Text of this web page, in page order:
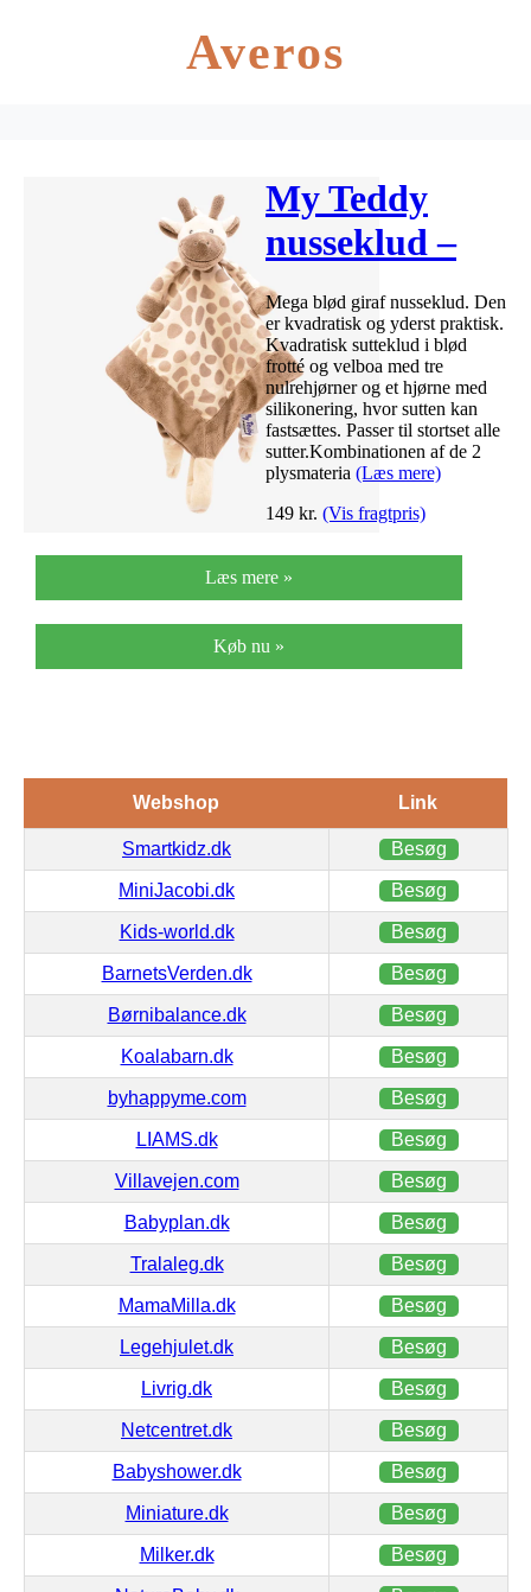
Averos
My Teddy
nusseklud –
Giraf
Mega blød giraf nusseklud. Den
er kvadratisk og yderst praktisk.
Kvadratisk sutteklud i blød
frotté og velboa med tre
nulrehjørner og et hjørne med
silikonering, hvor sutten kan
fastsættes. Passer til stortset alle
sutter.Kombinationen af de 2
plysmateria (Læs mere)
149 kr. (Vis fragtpris)
Læs mere »
Køb nu »
Webshop Link
Smartkidz.dk Besøg
MiniJacobi.dk Besøg
Kids-world.dk Besøg
BarnetsVerden.dk Besøg
Børnibalance.dk Besøg
Koalabarn.dk Besøg
byhappyme.com Besøg
LIAMS.dk Besøg
Villavejen.com Besøg
Babyplan.dk Besøg
Tralaleg.dk Besøg
MamaMilla.dk Besøg
Legehjulet.dk Besøg
Livrig.dk Besøg
Netcentret.dk Besøg
Babyshower.dk Besøg
Miniature.dk Besøg
Milker.dk Besøg